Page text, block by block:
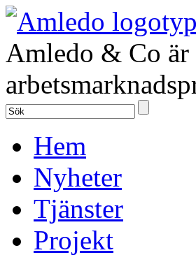
Amledo & Co är
Hem
Nyheter
Tjänster
Projekt